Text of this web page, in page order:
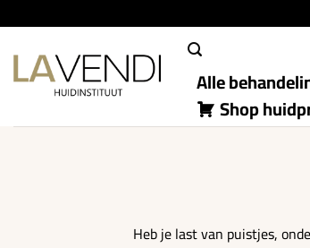
naar
inhoud
Alle
Shop
Heb je last van puistjes,